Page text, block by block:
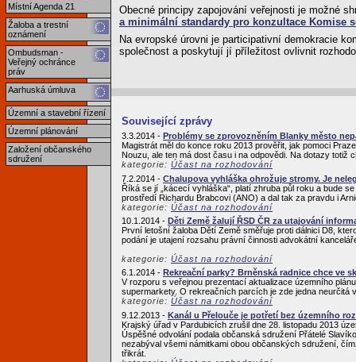
Místní Agenda 21
Žaloba a trestní
oznámení
Ombudsman -
Veřejný ochránce
práv
Aarhuská úmluva
Územní a stavební řízení
Územní plánování
Založení občanského
sdružení
Obecné principy zapojování veřejnosti je možné
a minimální standardy pro konzultace Komise
Na evropské úrovni je participativní demokracie
společnost a poskytují jí příležitost ovlivnit
Související zprávy
3.3.2014 - Problémy se zprovozněním Blanky město
Magistrát měl do konce roku 2013 prověřit, jak pomoci
Nouzu, ale ten má dost času i na odpovědi. Na dotazy totiž
kategorie: Účast na rozhodování
7.2.2014 - Chalupova vyhláška ohrožuje stromy. Je
Říká se jí „kácecí vyhláška“, platí zhruba půl roku a bude
prostředí Richardu Brabcovi (ANO) a dal tak za pravdu i
kategorie: Účast na rozhodování
10.1.2014 - Děti Země žalují ŘSD ČR za utajování
První letošní žaloba Dětí Země směřuje proti dálnici D8,
podání je utajení rozsahu právní činnosti advokátní
kategorie: Účast na rozhodování
6.1.2014 - Rekreační parky? Brněnská radnice chce ve
V rozporu s veřejnou prezentací aktualizace územního
supermarkety. O rekreačních parcích je zde jedna neurčitá
kategorie: Účast na rozhodování
9.12.2013 - Kanál u Přelouče je potřetí bez územního
Krajský úřad v Pardubicích zrušil dne 28. listopadu 2013
Úspěšné odvolání podala občanská sdružení Přátelé
nezabýval všemi námitkami obou občanských sdružení,
třikrát.